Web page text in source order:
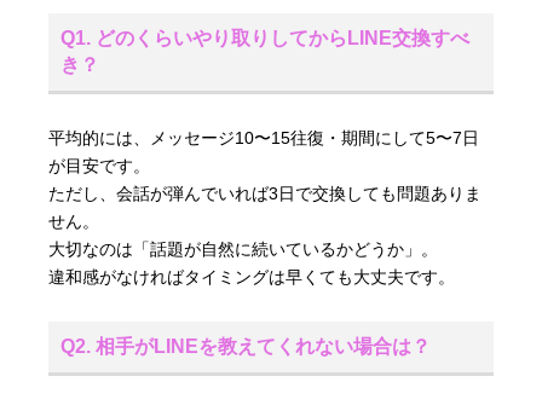
Q1. どのくらいやり取りしてからLINE交換すべ
き？
平均的には、メッセージ10〜15往復・期間にして5〜7日
が目安です。
ただし、会話が弾んでいれば3日で交換しても問題ありま
せん。
大切なのは「話題が自然に続いているかどうか」。
違和感がなければタイミングは早くても大丈夫です。
Q2. 相手がLINEを教えてくれない場合は？